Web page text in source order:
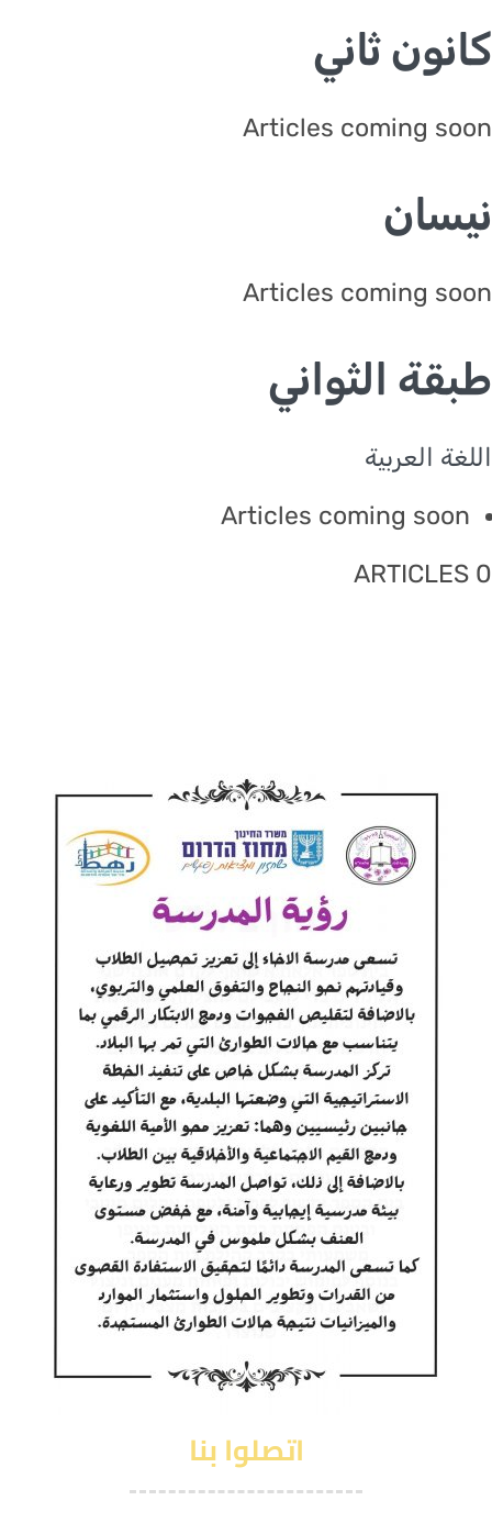
ثاني
Articles coming
Articles coming
الثواني
العربية
Articles coming
اتصلوا بنا
رهط